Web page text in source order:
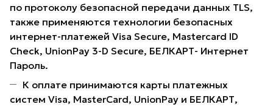
по протоколу безопасной передачи данных TLS,
также применяются технологии безопасных
интернет-платежей Visa Secure, Mastercard ID
Check, UnionPay 3-D Secure, БЕЛКАРТ- Интернет
Пароль.
К оплате принимаются карты платежных
систем Visa, MasterCard, UnionPay и БЕЛКАРТ,